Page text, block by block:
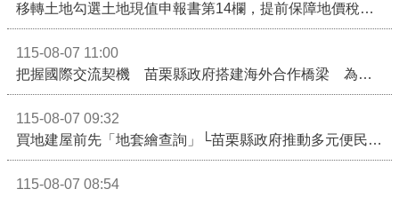
移轉土地勾選土地現值申報書第14欄，提前保障地價稅節稅權益
115-08-07 11:00
把握國際交流契機 苗栗縣政府搭建海外合作橋梁 為在地產業爭取更多國際市場機會
115-08-07 09:32
買地建屋前先「地套繪查詢」└苗栗縣政府推動多元便民諮詢服務
115-08-07 08:54